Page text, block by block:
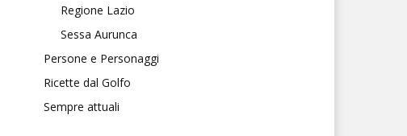
Regione Lazio
Sessa Aurunca
Persone e Personaggi
Ricette dal Golfo
Sempre attuali